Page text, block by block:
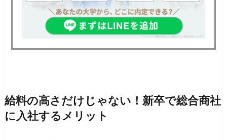
給料の高さだけじゃない！新卒で総合商社
に入社するメリット